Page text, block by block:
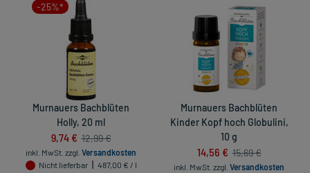
-25%*
Murnauers Bachblüten
Holly, 20 ml
9,74 € 12,99 €
inkl. MwSt. zzgl. Versandkosten
Nicht lieferbar
487,00 € / l
Murnauers Bachblüten
Kinder Kopf hoch Globulini,
10 g
14,56 € 15,69 €
inkl. MwSt. zzgl. Versandkosten